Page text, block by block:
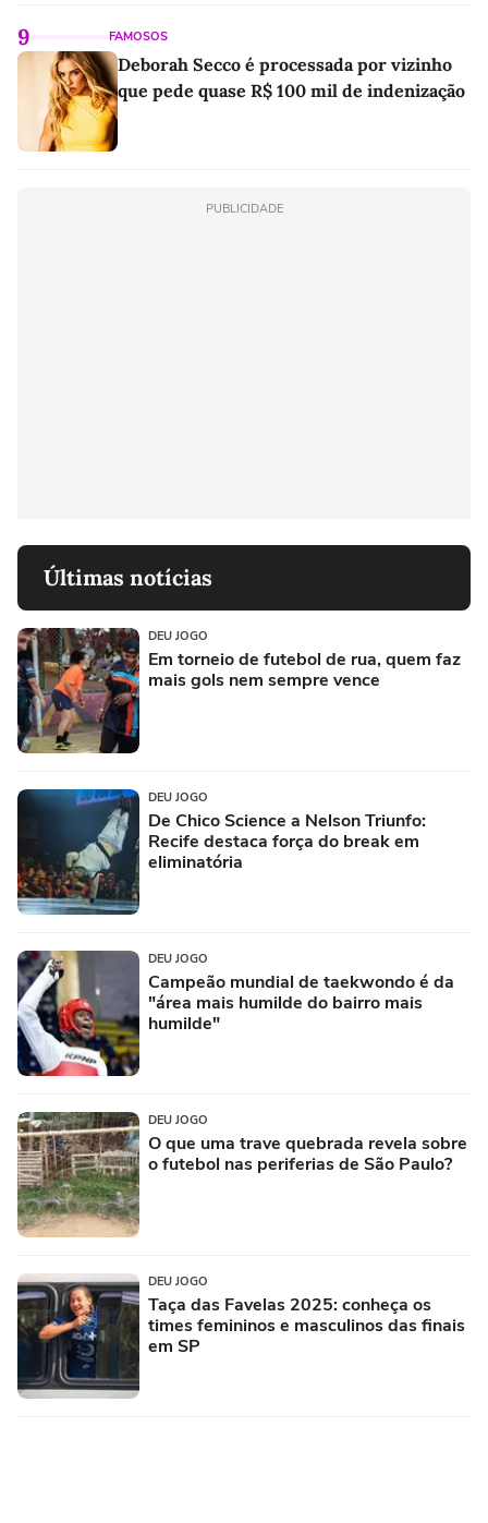
9 FAMOSOS
Deborah Secco é processada por vizinho
que pede quase R$ 100 mil de indenização
PUBLICIDADE
Últimas notícias
DEU JOGO
Em torneio de futebol de rua, quem faz
mais gols nem sempre vence
DEU JOGO
De Chico Science a Nelson Triunfo:
Recife destaca força do break em
eliminatória
DEU JOGO
Campeão mundial de taekwondo é da
"área mais humilde do bairro mais
humilde"
DEU JOGO
O que uma trave quebrada revela sobre
o futebol nas periferias de São Paulo?
DEU JOGO
Taça das Favelas 2025: conheça os
times femininos e masculinos das finais
em SP